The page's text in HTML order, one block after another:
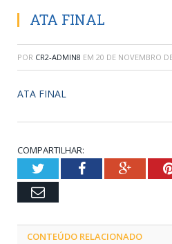
ATA FINAL
POR CR2-ADMIN8 EM 20 DE NOVEMBRO
ATA FINAL
COMPARTILHAR:
TwitterFacebook
Email
CONTEÚDO RELACIONADO